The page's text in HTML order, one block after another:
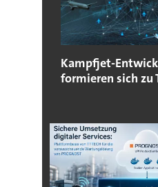
Kampfjet-
formieren sich zu